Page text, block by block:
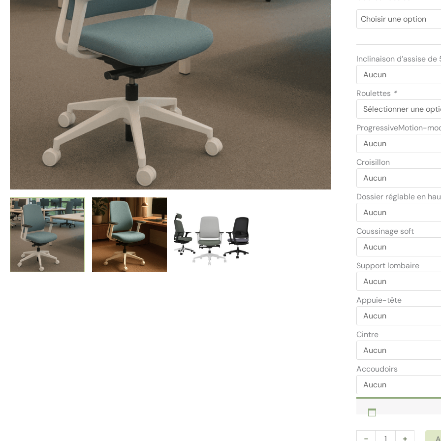
Inclinaison d’assise de
Roulettes *
ProgressiveMotion-
Croisillon
Dossier réglable en
Coussinage soft
Support lombaire
Appuie-tête
Cintre
Accoudoirs
quantité